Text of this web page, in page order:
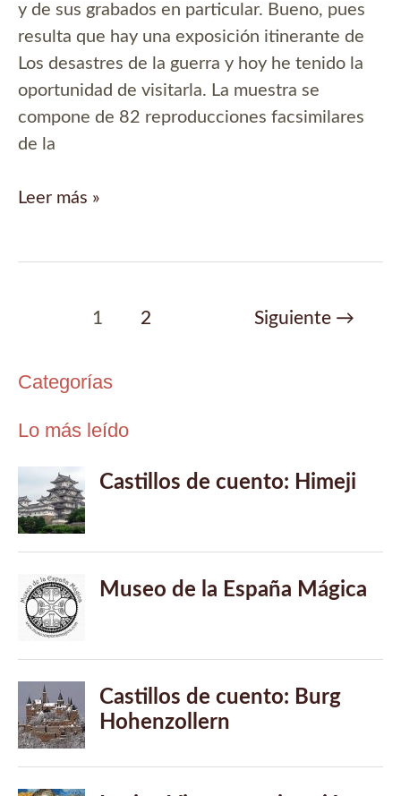
y de sus grabados en particular. Bueno, pues
resulta que hay una exposición itinerante de
Los desastres de la guerra y hoy he tenido la
oportunidad de visitarla. La muestra se
compone de 82 reproducciones facsimilares
de la
La
Guerra»
Leer más »
Paginación1 2 Siguiente →
Categorías
Lo más leído